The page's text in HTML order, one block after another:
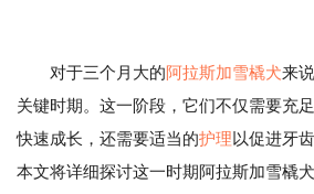
对于三个月大的阿拉斯加雪橇犬来
关键时期。这一阶段，它们不仅需要充
快速成长，还需要适当的护理以促进牙
本文将详细探讨这一时期阿拉斯加雪橇